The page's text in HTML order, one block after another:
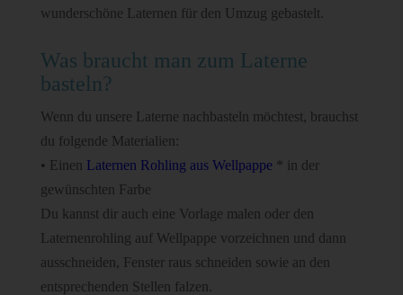
wunderschöne Laternen für den Umzug gebastelt.
Was braucht man zum Laterne
basteln?
Wenn du unsere Laterne nachbasteln möchtest, brauchst
du folgende Materialien:
• Einen Laternen Rohling aus Wellpappe* in der
gewünschten Farbe
Du kannst dir auch eine Vorlage malen oder den
Laternenrohling auf Wellpappe vorzeichnen und dann
ausschneiden, Fenster raus schneiden sowie an den
entsprechenden Stellen falzen.